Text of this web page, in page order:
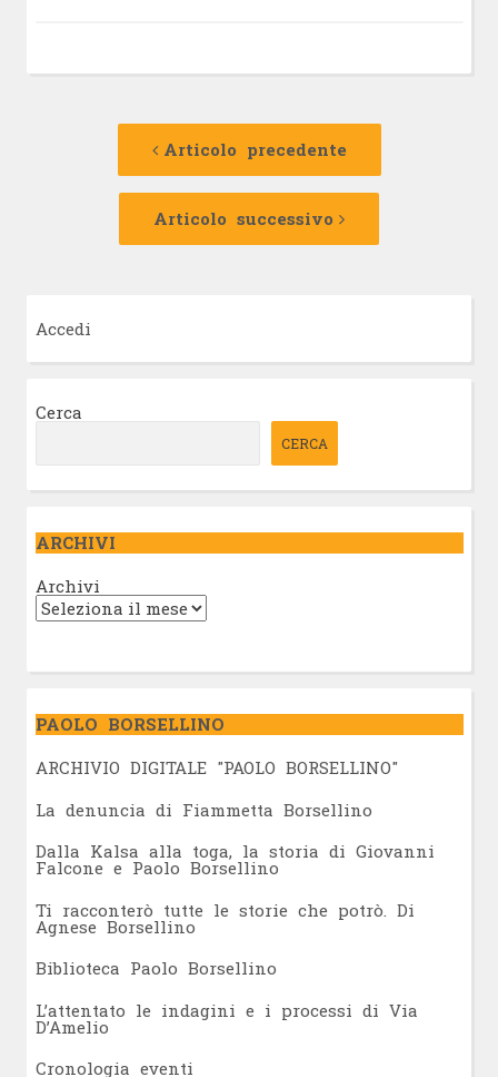
Navigazione
Articolo precedente
Articolo
Articolo successivo
Articolo
Accedi
Cerca
CERCA
ARCHIVI
Archivi
PAOLO BORSELLINO
ARCHIVIO DIGITALE "PAOLO BORSELLINO"
La denuncia di Fiammetta Borsellino
Dalla Kalsa alla toga, la storia di Giovanni
Falcone e Paolo Borsellino
Ti racconterò tutte le storie che potrò. Di
Agnese Borsellino
Biblioteca Paolo Borsellino
L’attentato le indagini e i processi di Via
D’Amelio
Cronologia eventi